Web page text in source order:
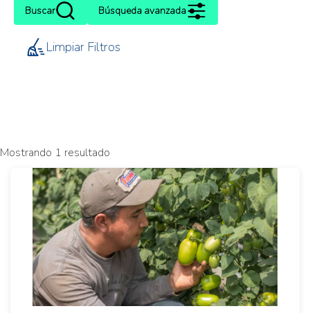
Buscar Búsqueda avanzada
Limpiar Filtros
Mostrando 1 resultado